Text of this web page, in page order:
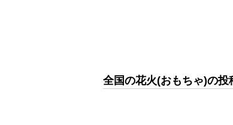
全国の花火(おもちゃ)の投